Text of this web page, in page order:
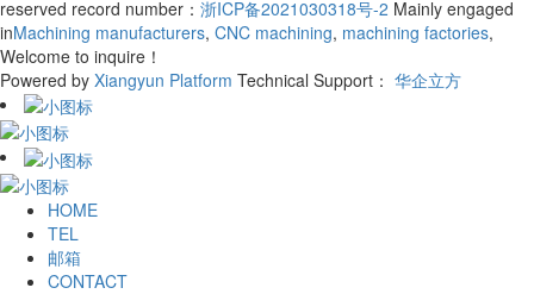
reserved record number： 浙ICP备2021030318号-2 Mainly engaged
inMachining manufacturers, CNC machining, machining factories,
Welcome to inquire！
Powered by Xiangyun Platform Technical Support： 华企立方
HOME
TEL
邮箱
CONTACT